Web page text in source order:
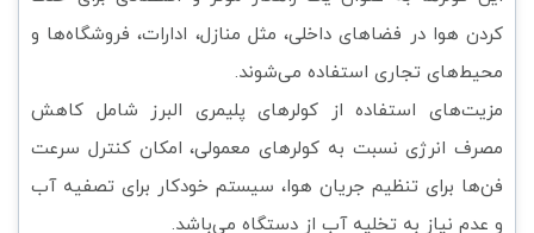
کردن هوا در فضاهای داخلی، مثل منازل، ادارات، فروشگاه‌ها و
محیط‌های تجاری استفاده می‌شوند.
مزیت‌های استفاده از کولرهای پلیمری البرز شامل کاهش
مصرف انرژی نسبت به کولرهای معمولی، امکان کنترل سرعت
فن‌ها برای تنظیم جریان هوا، سیستم خودکار برای تصفیه آب
و عدم نیاز به تخلیه آب از دستگاه می‌باشد.